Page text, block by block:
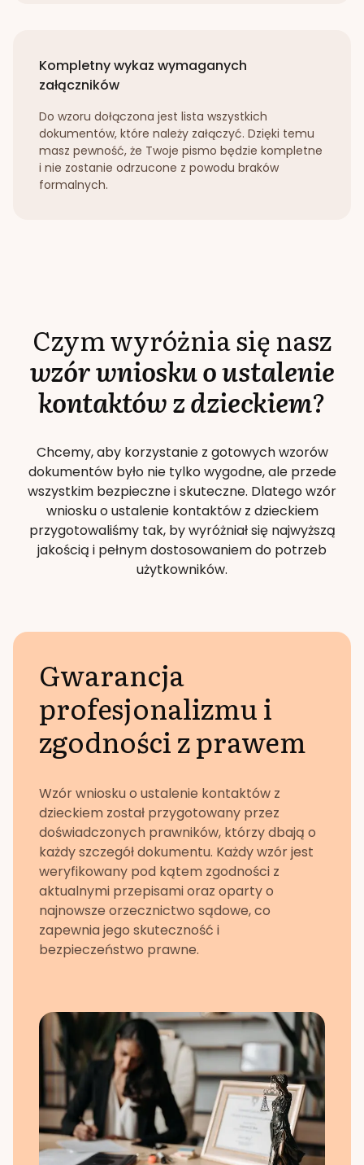
Kompletny wykaz wymaganych
załączników
Do wzoru dołączona jest lista wszystkich
dokumentów, które należy załączyć. Dzięki temu
masz pewność, że Twoje pismo będzie kompletne
i nie zostanie odrzucone z powodu braków
formalnych.
Czym wyróżnia się nasz
wzór wniosku o ustalenie
kontaktów z dzieckiem?
Chcemy, aby korzystanie z gotowych wzorów
dokumentów było nie tylko wygodne, ale przede
wszystkim bezpieczne i skuteczne. Dlategowzór
wniosku o ustalenie kontaktów z dzieckiem
przygotowaliśmy tak, by wyróżniał się najwyższą
jakością i pełnym dostosowaniem do potrzeb
użytkowników.
Gwarancja
profesjonalizmu i
zgodności z prawem
Wzór wniosku o ustalenie kontaktów z
dzieckiem został przygotowany przez
doświadczonych prawników, którzy dbają o
każdy szczegół dokumentu. Każdy wzór jest
weryfikowany pod kątem zgodności z
aktualnymi przepisami oraz oparty o
najnowsze orzecznictwo sądowe, co
zapewnia jego skuteczność i
bezpieczeństwo prawne.